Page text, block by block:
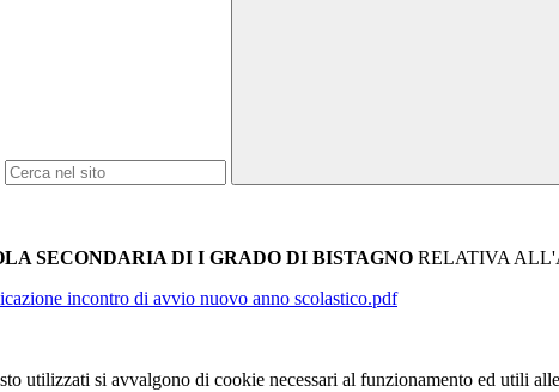
SECONDARIA DI I GRADO DI BISTAGNO RELATIVA
incontro di avvio nuovo anno scolastico.pdf
utilizzati si avvalgono di cookie necessari al funzionamento ed utili